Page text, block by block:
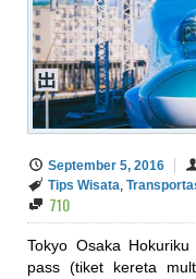
September 5, 2016
Tips Wisata,
710
Tokyo Osaka
pass (tiket kereta